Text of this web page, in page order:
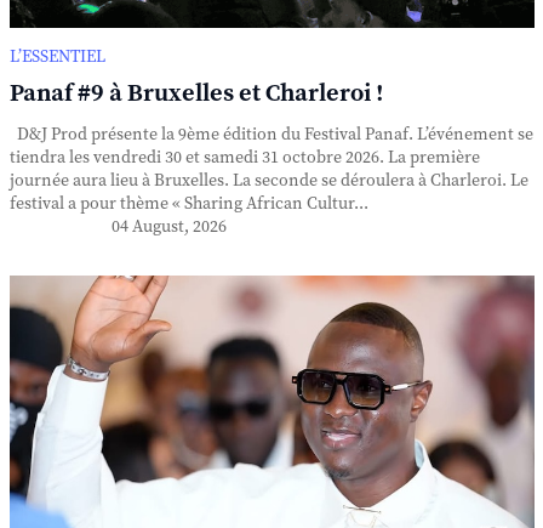
L’ESSENTIEL
Panaf #9 à Bruxelles et Charleroi !
D&J Prod présente la 9ème édition du Festival Panaf. L’événement se
tiendra les vendredi 30 et samedi 31 octobre 2026. La première
journée aura lieu à Bruxelles. La seconde se déroulera à Charleroi. Le
festival a pour thème « Sharing African Cultur...
04 August, 2026